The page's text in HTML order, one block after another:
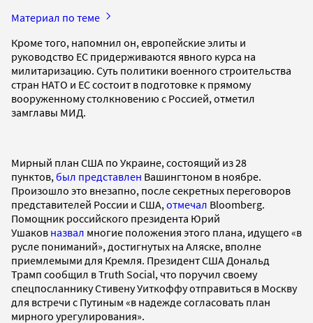
Материал по теме
Кроме того, напомнил он, европейские элиты и
руководство ЕС придерживаются явного курса на
милитаризацию. Суть политики военного строительства
стран НАТО и ЕС состоит в подготовке к прямому
вооруженному столкновению с Россией, отметил
замглавы МИД.
Мирный план США по Украине, состоящий из 28
пунктов, был представлен Вашингтоном в ноябре.
Произошло это внезапно, после секретных переговоров
представителей России и США, отмечал Bloomberg.
Помощник российского президента Юрий
Ушаков назвал многие положения этого плана, идущего «в
русле пониманий», достигнутых на Аляске, вполне
приемлемыми для Кремля. Президент США Дональд
Трамп сообщил в Truth Social, что поручил своему
спецпосланнику Стивену Уиткоффу отправиться в Москву
для встречи с Путиным «в надежде согласовать план
мирного урегулирования».